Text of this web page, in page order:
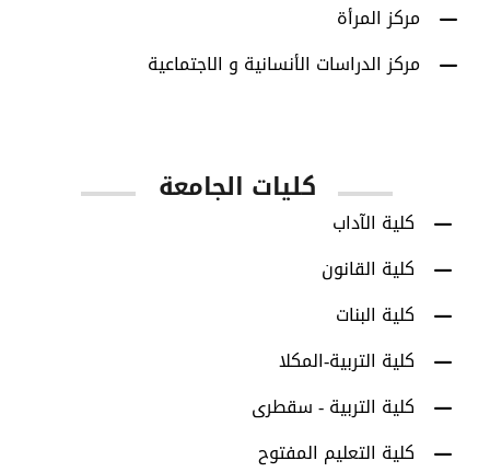
مركز المرأة
مركز الدراسات الأنسانية و الاجتماعية
كليات الجامعة
كلية الآداب
كلية القانون
كلية البنات
كلية التربية-المكلا
كلية التربية - سقطرى
كلية التعليم المفتوح